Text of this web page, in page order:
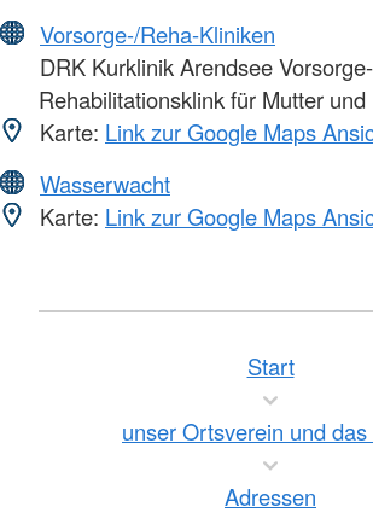
Vorsorge-/Reha-Kliniken
DRK Kurklinik Arendsee
Rehabilitationsklink für Mutter und
Karte: Link zur Google Maps
Wasserwacht
Karte: Link zur Google Maps
Start
unser Ortsverein und
Adressen